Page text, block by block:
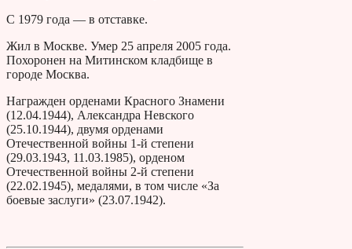
С 1979 года — в отставке.
Жил в Москве. Умер 25 апреля 2005 года.
Похоронен на Митинском кладбище в
городе Москва.
Награжден орденами Красного Знамени
(12.04.1944), Александра Невского
(25.10.1944), двумя орденами
Отечественной войны 1-й степени
(29.03.1943, 11.03.1985), орденом
Отечественной войны 2-й степени
(22.02.1945), медалями, в том числе «За
боевые заслуги» (23.07.1942).